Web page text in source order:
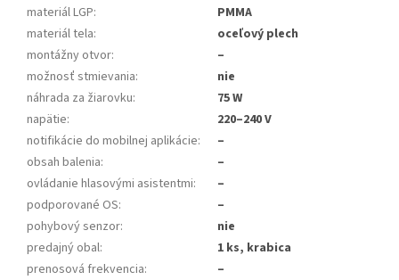
materiál LGP:
PMMA
materiál tela:
oceľový plech
montážny otvor:
–
možnosť stmievania:
nie
náhrada za žiarovku:
75 W
napätie:
220–240 V
notifikácie do mobilnej aplikácie:
–
obsah balenia:
–
ovládanie hlasovými asistentmi:
–
podporované OS:
–
pohybový senzor:
nie
predajný obal:
1 ks, krabica
prenosová frekvencia:
–